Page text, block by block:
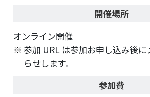
開催場所
オンライン開催
参加 URL は参加お申し込み後
らせします。
参加費